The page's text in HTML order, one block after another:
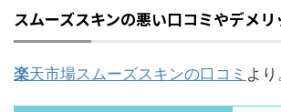
スムーズスキンの悪い口コミやデメリ
楽天市場スムーズスキンの口コミ より